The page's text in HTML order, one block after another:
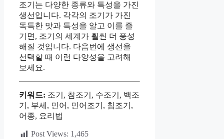
조기는 다양한 종류와 특성을 가진
생선입니다. 각각의 조기가 가진
독특한 맛과 특성을 알고 이를 즐
기면, 조기의 세계가 훨씬 더 풍성
해질 것입니다. 다음번에 생선을
선택할 때 이런 다양성을 고려해
보세요.
키워드: 조기, 참조기, 수조기, 백조
기, 부세, 민어, 민어조기, 침조기,
어종, 요리법
Post Views: 1,465